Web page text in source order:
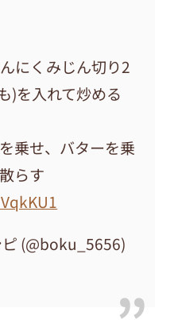
にくみじん切り2
)を入れて炒める
乗せ、バターを乗
らす
(@boku_5656)